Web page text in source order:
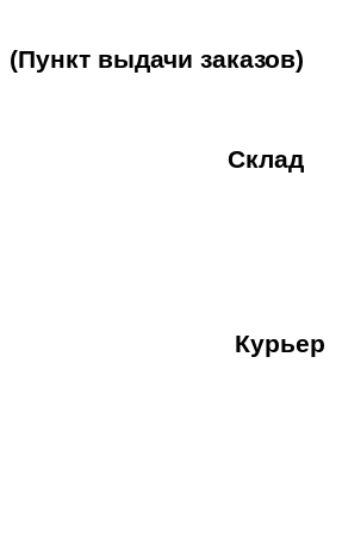
(Пункт выдачи заказов)
Склад
Курьер